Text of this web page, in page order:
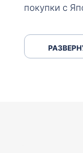
покупки с
что
приехал за